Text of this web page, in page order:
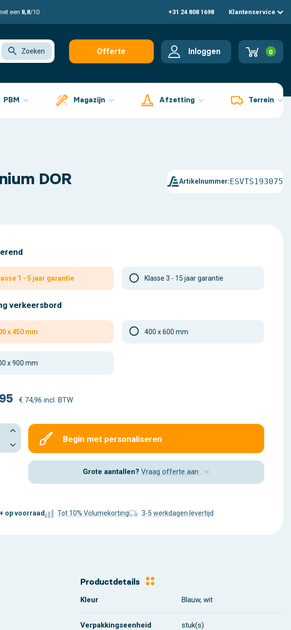
een 8,8/10 +31 24 808 1698 Klantenservice
Zoeken
Offerte
Inloggen 0
PBM Magazijn Afzetting Terrein
DOR Artikelnummer:ESVTS193075
1 - 5 jaar garantie Klasse 3 - 15 jaar garantie
verkeersbord
x 450 mm 400 x 600 mm
x 900 mm
€ 74,96 incl. BTW
Begin met personaliseren
Grote aantallen? Vraag offerte aan ×
op voorraad Tot 10% Volumekorting 3-5 werkdagen levertijd
Productdetails
Kleur Blauw, wit
Verpakkingseenheid stuk(s)